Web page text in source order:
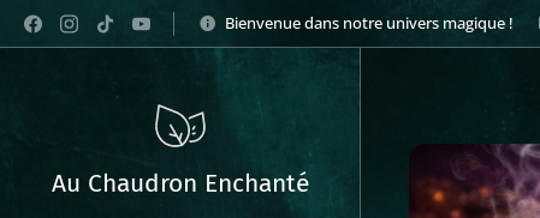
Bienvenue dans notre univers magique !
Au Chaudron Enchanté